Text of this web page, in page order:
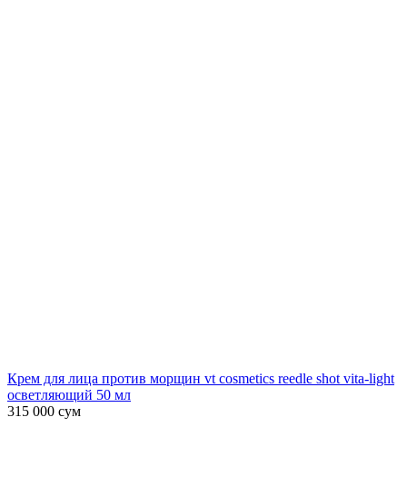
Крем для лица против морщин vt cosmetics reedle shot vita-light
осветляющий 50 мл
315 000 сум